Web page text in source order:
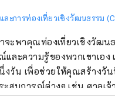
ละการท่องเที่ยวเชิงวัฒนธรรม
จะพาคุณท่องเที่ยวเชิงวัฒน
ละความรู้ของพวกเขาเอ
วัน เพื่อช่วยให้คุณสร้างวั
ะสบการณ์ต่างๆ เช่น ศาลเ
การแสดงแบบดั้งเดิม และ